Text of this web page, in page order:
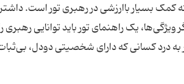
بسیار باارزشی در رهبری تور است. داشتن
ویژگی‌ها، یک راهنمای تور باید توانایی